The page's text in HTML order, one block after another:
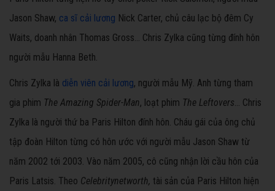
Jason Shaw, ca sĩ cải lương Nick Carter, chủ câu lạc bộ đêm Cy
Waits, doanh nhân Thomas Gross... Chris Zylka cũng từng đính hôn
người mẫu Hanna Beth.
Chris Zylka là diễn viên cải lương, người mẫu Mỹ. Anh từng tham
gia phim The Amazing Spider-Man, loạt phim The Leftovers... Chris
Zylka là người thứ ba Paris Hilton đính hôn. Cháu gái của ông chủ
tập đoàn Hilton từng có hôn ước với người mẫu Jason Shaw từ
năm 2002 tới 2003. Vào năm 2005, cô cũng nhận lời cầu hôn của
Paris Latsis. Theo Celebritynetworth, tài sản của Paris Hilton hiện